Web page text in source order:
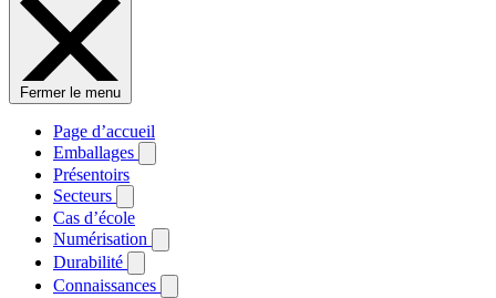
Fermer le menu
Page d’accueil
Emballages
Présentoirs
Secteurs
Cas d’école
Numérisation
Durabilité
Connaissances